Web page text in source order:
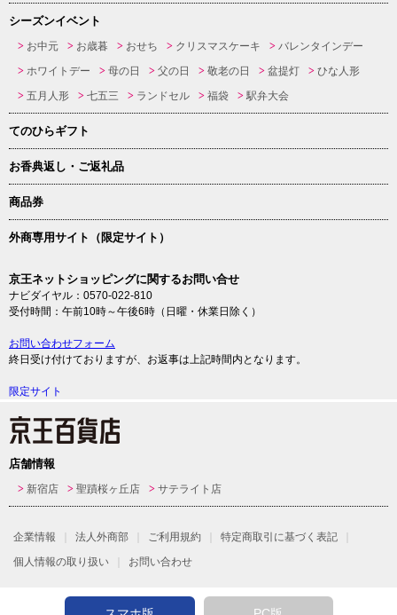
シーズンイベント
お中元 お歳暮 おせち クリスマスケーキ
バレンタインデー
ホワイトデー
母の日 父の日 敬老の日 盆提灯
ひな人形
五月人形
七五三 ランドセル 福袋 駅弁大会
てのひらギフト
お香典返し・ご返礼品
商品券
外商専用サイト（限定サイト）
京王ネットショッピングに関するお問い合せ
ナビダイヤル：0570-022-810
受付時間：午前10時～午後6時（日曜・休業日除く）
お問い合わせフォーム
終日受け付けておりますが、お返事は上記時間内となります。
限定サイト
店舗情報
新宿店 聖蹟桜ヶ丘店 サテライト店
企業情報 法人外商部 ご利用規約
特定商取引に基づく表記
個人情報の取り扱い
お問い合わせ